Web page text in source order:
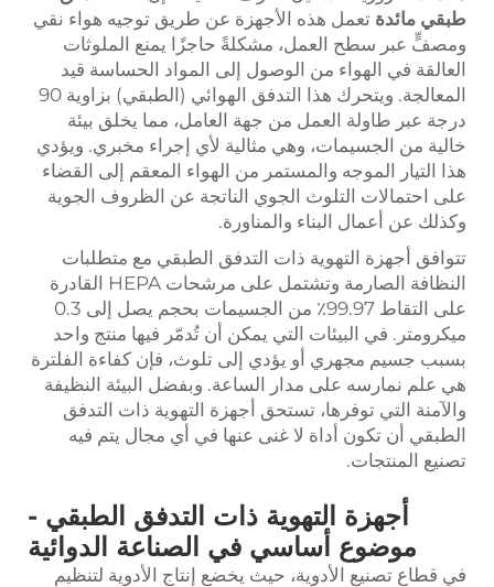
طبقي مائدة تعمل هذه الأجهزة عن طريق توجيه هواء نقي
ومصفٍّ عبر سطح العمل، مشكلةً حاجزًا يمنع الملوثات
العالقة في الهواء من الوصول إلى المواد الحساسة قيد
المعالجة. ويتحرك هذا التدفق الهوائي (الطبقي) بزاوية 90
درجة عبر طاولة العمل من جهة العامل، مما يخلق بيئة
خالية من الجسيمات، وهي مثالية لأي إجراء مخبري. ويؤدي
هذا التيار الموجه والمستمر من الهواء المعقم إلى القضاء
على احتمالات التلوث الجوي الناتجة عن الظروف الجوية
وكذلك عن أعمال البناء والمناورة.
تتوافق أجهزة التهوية ذات التدفق الطبقي مع متطلبات
النظافة الصارمة وتشتمل على مرشحات HEPA القادرة
على التقاط 99.97٪ من الجسيمات بحجم يصل إلى 0.3
ميكرومتر. في البيئات التي يمكن أن تُدمّر فيها منتج واحد
بسبب جسيم مجهري أو يؤدي إلى تلوث، فإن كفاءة الفلترة
هي علم نمارسه على مدار الساعة. وبفضل البيئة النظيفة
والآمنة التي توفرها، تستحق أجهزة التهوية ذات التدفق
الطبقي أن تكون أداة لا غنى عنها في أي مجال يتم فيه
تصنيع المنتجات.
أجهزة التهوية ذات التدفق الطبقي -
موضوع أساسي في الصناعة الدوائية
في قطاع تصنيع الأدوية، حيث يخضع إنتاج الأدوية لتنظيم